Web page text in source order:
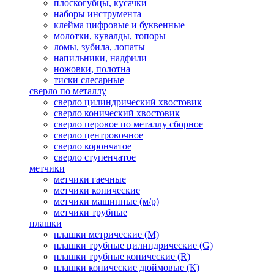
плоскогубцы, кусачки
наборы инструмента
клейма цифровые и буквенные
молотки, кувалды, топоры
ломы, зубила, лопаты
напильники, надфили
ножовки, полотна
тиски слесарные
сверло по металлу
сверло цилиндрический хвостовик
сверло конический хвостовик
сверло перовое по металлу сборное
сверло центровочное
сверло корончатое
сверло ступенчатое
метчики
метчики гаечные
метчики конические
метчики машинные (м/р)
метчики трубные
плашки
плашки метрические (М)
плашки трубные цилиндрические (G)
плашки трубные конические (R)
плашки конические дюймовые (К)